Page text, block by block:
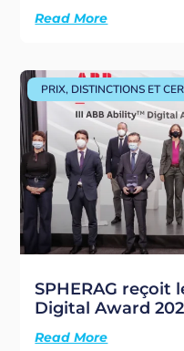
Read More
PRIX, DISTINCTIONS ET
SPHERAG reçoit
Digital Award
Read More